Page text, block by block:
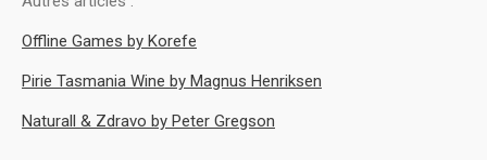
Offline Games by Korefe
Pirie Tasmania Wine by Magnus Henriksen
Naturall & Zdravo by Peter Gregson